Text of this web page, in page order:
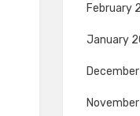
February
January